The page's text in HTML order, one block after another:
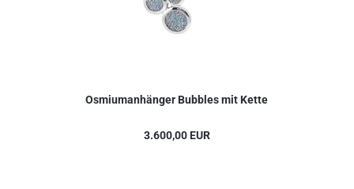
Osmiumanhänger Bubbles mit Kette
3.600,00 EUR